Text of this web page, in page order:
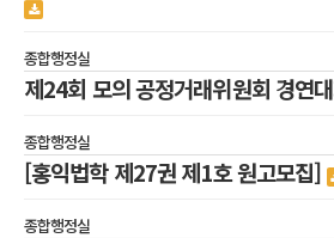
종합행정실
제24회 모의 공정거래위원회 경연
종합행정실
[홍익법학 제27권 제1호 원고모집]
종합행정실